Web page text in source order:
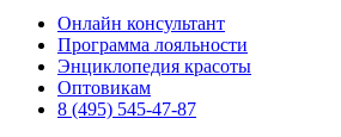
Онлайн консультант
Программа лояльности
Энциклопедия красоты
Оптовикам
8 (495) 545-47-87